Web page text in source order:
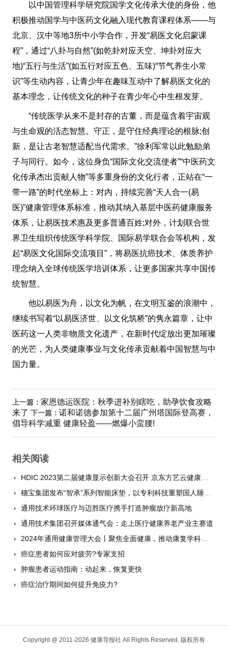
以中国管理科学研究院国学文化传承大使的身份，他
积极推动国学与中医药文化融入现代教育课程体系——与
北京、汉中等地3所中小学合作，开发“易医文化启蒙课
程”，通过“八卦与自然”(如乾卦对应天空、坤卦对应大
地)“五行与生活”(如五行对应五色、五味)“节气养生小常
识”等生动内容，让青少年在趣味互动中了解易医文化的
基本理念，让传统文化的种子在青少年心中生根发芽。
“传统医学从来不是封存的古董，而是蕴含着宇宙观
与生命观的活态智慧。守正，是守住经典理论的根脉;创
新，是让古老智慧适配当代需求。”徐利军常以此勉励弟
子与同行。如今，这位身负“国际文化交流使者”“中医药文
化传承杰出贡献人物”等多重身份的文化行者，正站在“一
带一路”的时代坐标上：对内，持续完善“天人合一(易
医)”健康管理体系标准，推动其纳入基层中医药健康服务
体系，让易医技术惠及更多普通百姓;对外，计划联合世
界卫生组织传统医学科学院、国际易学联合会等机构，发
起“易医文化国际交流项目”，将易医抗癌技术、体质养护
理念纳入全球传统医学培训体系，让更多国家共享中国传
统智慧。
他以易医为舟，以文化为帆，在文明互鉴的浪潮中，
继续书写着“以易医济世、以文化筑桥”的隽永篇章，让中
医药这一人类非物质文化遗产，在新时代绽放出更加璀璨
的光芒，为人类健康事业与文化传承贡献着中国智慧与中
国力量。
上一篇： 家恩德运医院：秋季进补别瞎吃，助孕饮食攻略
来了 下一篇： 诺和诺德参加第十二届广州塔国际登高赛，
倡导科学减重 健康轻盈——燃爆小蛮腰!
相关阅读
HDIC 2023第二届健康显示创新大会召开 京东方艺云健康显示新品开启“械”字号时代
穗宝集团发布“智承”系列智能床垫，以专利科技重塑国人睡眠体验
通用技术环球医疗与迈胜医疗携手打造肿瘤放疗新高地
通用技术集团召开媒体通气会：走上医疗健康养老产业主赛道
2024年通用健康管理大会丨聚焦全面健康，推动康复学科高质量发展
癌症患者如何应对疲劳?专家支招
肿瘤患者运动指南：动起来，恢复更快
癌症治疗期间如何提升免疫力?
Copyright @ 2011-2026 健康导报社 All Rights Reserved. 版权所有